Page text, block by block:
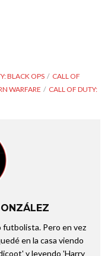
BLACK OPS
CALL OF
WARFARE
CALL OF DUTY:
futbolista. Pero en vez
en la casa viendo
y leyendo 'Harry